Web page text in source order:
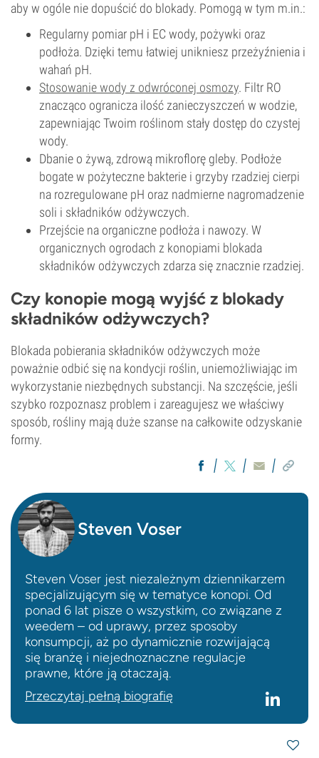
aby w ogóle nie dopuścić do blokady. Pomogą w tym m.in.:
Regularny pomiar pH i EC wody, pożywki oraz
podłoża. Dzięki temu łatwiej unikniesz przeżyźnienia i
wahań pH.
Stosowanie wody z odwróconej osmozy. Filtr RO
znacząco ogranicza ilość zanieczyszczeń w wodzie,
zapewniając Twoim roślinom stały dostęp do czystej
wody.
Dbanie o żywą, zdrową mikroflorę gleby. Podłoże
bogate w pożyteczne bakterie i grzyby rzadziej cierpi
na rozregulowane pH oraz nadmierne nagromadzenie
soli i składników odżywczych.
Przejście na organiczne podłoża i nawozy. W
organicznych ogrodach z konopiami blokada
składników odżywczych zdarza się znacznie rzadziej.
Czy konopie mogą wyjść z blokady
składników odżywczych?
Blokada pobierania składników odżywczych może
poważnie odbić się na kondycji roślin, uniemożliwiając im
wykorzystanie niezbędnych substancji. Na szczęście, jeśli
szybko rozpoznasz problem i zareagujesz we właściwy
sposób, rośliny mają duże szanse na całkowite odzyskanie
formy.
Steven Voser
Steven Voser jest niezależnym dziennikarzem
specjalizującym się w tematyce konopi. Od
ponad 6 lat pisze o wszystkim, co związane z
weedem – od uprawy, przez sposoby
konsumpcji, aż po dynamicznie rozwijającą
się branżę i niejednoznaczne regulacje
prawne, które ją otaczają.
Przeczytaj pełną biografię